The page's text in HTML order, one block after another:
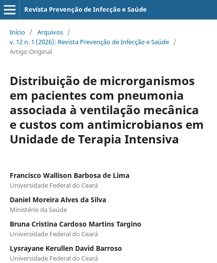
Revista Prevenção de Infecção e Saúde
Início / Arquivos /
v. 12 n. 1 (2026): Revista Prevenção de Infecção e Saúde /
Artigo Original
Distribuição de microrganismos
em pacientes com pneumonia
associada à ventilação mecânica
e custos com antimicrobianos em
Unidade de Terapia Intensiva
Francisco Wallison Barbosa de Lima
Universidade Federal do Ceará
Daniel Moreira Alves da Silva
Ministério da Saúde
Bruna Cristina Cardoso Martins Targino
Universidade Federal do Ceará
Lysrayane Kerullen David Barroso
Universidade Federal do Ceará